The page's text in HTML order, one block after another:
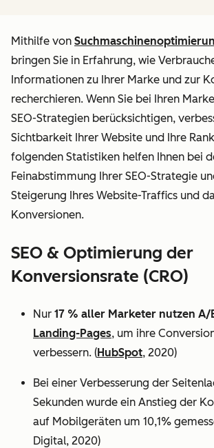
Mithilfe von
bringen Sie in Erfahrung, wie
Informationen zu Ihrer Marke und zur
recherchieren. Wenn Sie bei Ihren
SEO-Strategien berücksichtigen,
Sichtbarkeit Ihrer Website und Ihre
folgenden Statistiken helfen Ihnen bei
Feinabstimmung Ihrer SEO-Strategie
Steigerung Ihres Website-Traffics und
Konversionen.
SEO & Optimierung der
Konversionsrate (CRO)
Nur 17 % aller Marketer nutzen A/
Landing-Pages, um ihre
verbessern. (HubSpot, 2020)
Bei einer Verbesserung der
Sekunden wurde ein Anstieg der
auf Mobilgeräten um 10,1%
Digital, 2020)